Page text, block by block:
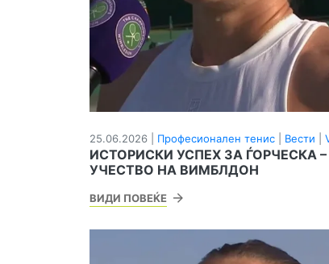
25.06.2026 | Професионален тенис Вести
ИСТОРИСКИ УСПЕХ ЗА ЃОРЧЕСКА
УЧЕСТВО НА ВИМБЛДОН
ВИДИ ПОВЕЌЕ